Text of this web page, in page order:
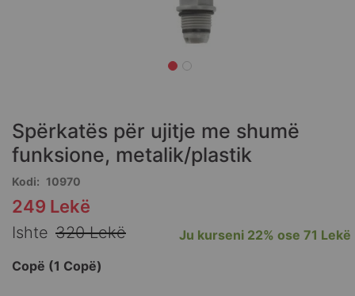
beginning
of
the
images
gallery
Spërkatës për ujitje me shumë
funksione, metalik/plastik
Kodi
10970
Special
249 Lekë
Ishte 320 Lekë Ju kurseni 22% ose 71 Lekë
Copë (1 Copë)